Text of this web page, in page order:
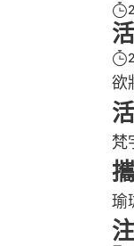
欲
梵
瑜